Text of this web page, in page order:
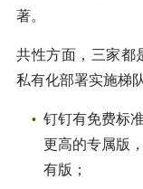
著。
共性方面，三家都
私有化部署实施梯
钉钉有免费标
更高的专属版
有版；